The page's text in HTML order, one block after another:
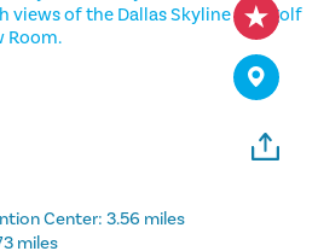
of the Dallas Skyline and golf
Room.
Center: 3.56 miles
miles